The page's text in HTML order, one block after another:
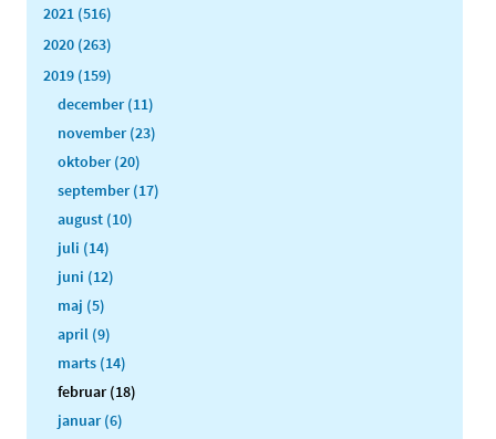
2021 (516)
2020 (263)
2019 (159)
december (11)
november (23)
oktober (20)
september (17)
august (10)
juli (14)
juni (12)
maj (5)
april (9)
marts (14)
februar (18)
januar (6)